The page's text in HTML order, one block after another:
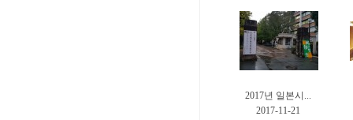
2017년 일본시...
2017-11-21